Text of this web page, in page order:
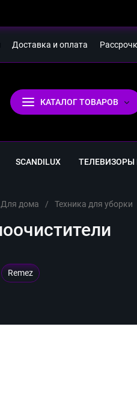
Доставка и оплата
КАТАЛОГ ТОВАРОВ
SCANDILUX ТЕЛЕВИЗОРЫ
Для дома / Техника для уборки
Remez